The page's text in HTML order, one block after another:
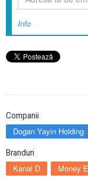
Info
Companii
Dogan Yayin Holding
Branduri
Kanal D Money